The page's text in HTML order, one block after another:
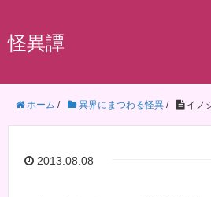
怪異譚
ホーム / 異界にまつわる怪異 / イノ
2013.08.08